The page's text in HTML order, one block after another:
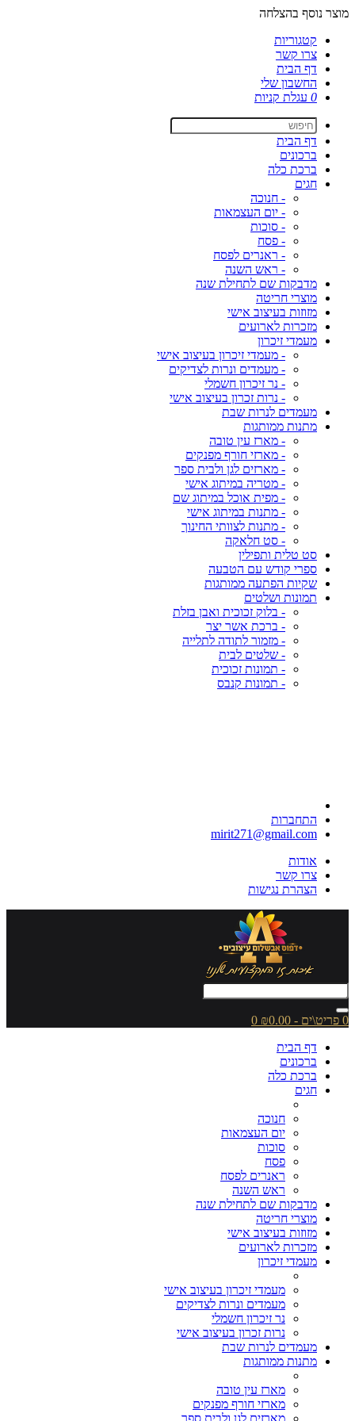
מוצר נוסף בהצלחה
קטגוריות
צרו קשר
דף הבית
החשבון שלי
0 עגלת קניות
דף הבית
ברכונים
ברכת כלה
חגים
- חנוכה
- יום העצמאות
- סוכות
- פסח
- ראנרים לפסח
- ראש השנה
מדבקות שם לתחילת שנה
מוצרי חריטה
מזוזות בעיצוב אישי
מזכרות לארועים
מעמדי זיכרון
- מעמדי זיכרון בעיצוב אישי
- מעמדים ונרות לצדיקים
- נר זיכרון חשמלי
- נרות זכרון בעיצוב אישי
מעמדים לנרות שבת
מתנות ממותגות
- מארז עין טובה
- מארזי חורף מפנקים
- מארזים לגן ולבית ספר
- מטריה במיתוג אישי
- מפית אוכל במיתוג שם
- מתנות במיתוג אישי
- מתנות לצוותי החינוך
- סט חלאקה
סט טלית ותפילין
ספרי קודש עם הטבעה
שקיות הפתעה ממותגות
תמונות ושלטים
- בלוק זכוכית ואבן בזלת
- ברכת אשר יצר
- מזמור לתודה לתלייה
- שלטים לבית
- תמונות זכוכית
- תמונות קנבס
התחברות
mirit271@gmail.com
אודות
צרו קשר
הצהרת נגישות
0 פריט\ים - ₪0.00
0
דף הבית
ברכונים
ברכת כלה
חגים
חנוכה
יום העצמאות
סוכות
פסח
ראנרים לפסח
ראש השנה
מדבקות שם לתחילת שנה
מוצרי חריטה
מזוזות בעיצוב אישי
מזכרות לארועים
מעמדי זיכרון
מעמדי זיכרון בעיצוב אישי
מעמדים ונרות לצדיקים
נר זיכרון חשמלי
נרות זכרון בעיצוב אישי
מעמדים לנרות שבת
מתנות ממותגות
מארז עין טובה
מארזי חורף מפנקים
מארזים לגן ולבית ספר